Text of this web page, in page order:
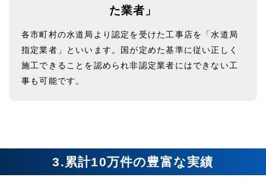
た業者」
各市町村の水道局より認定を受けた工事店を「水道局
指定業者」といいます。国が定めた基準に従い正しく
施工できることを認められ非認定業者にはできない工
事も可能です。
3.累計10万件の豊富な実績